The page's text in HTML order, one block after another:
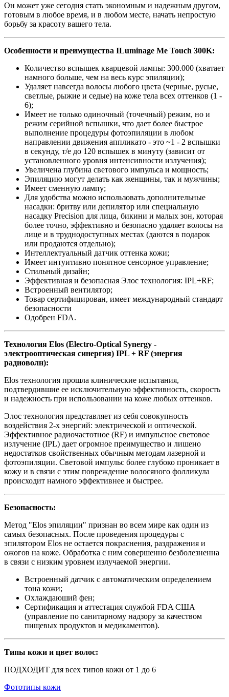
Он может уже сегодня стать экономным и надежным другом,
готовым в любое время, и в любом месте, начать непростую
борьбу за красоту вашего тела.
Особенности и преимущества ILuminage Me Touch 300K:
Количество вспышек кварцевой лампы: 300.000 (хватает
намного больше, чем на весь курс эпиляции);
Удаляет навсегда волосы любого цвета (черные, русые,
светлые, рыжие и седые) на коже тела всех оттенков (1 -
6);
Имеет не только одиночный (точечный) режим, но и
режим серийной вспышки, что дает более быстрое
выполнение процедуры фотоэпиляции в любом
направлении движения аппликато - это ~1 - 2 вспышки
в секунду, т/е до 120 вспышек в минуту (зависит от
установленного уровня интенсивности излучения);
Увеличена глубина светового импульса и мощность;
Эпиляцию могут делать как женщины, так и мужчины;
Имеет сменную лампу;
Для удобства можно использовать дополнительные
насадки: бритву или депилятор или специальную
насадку Precision для лица, бикини и малых зон, которая
более точно, эффективно и безопасно удаляет волосы на
лице и в труднодоступных местах (даются в подарок
или продаются отдельно);
Интеллектуальный датчик оттенка кожи;
Имеет интуитивно понятное сенсорное управление;
Стильный дизайн;
Эффективная и безопасная Элос технология: IPL+RF;
Встроенный вентилятор;
Товар сертифицирован, имеет международный стандарт
безопасности
Одобрен FDA.
Технология Elos (Electro-Optical Synergy -
электрооптическая синергия) IPL + RF (энергия
радиоволн):
Elos технология прошла клинические испытания,
подтвердившие ее исключительную эффективность, скорость
и надежность при использовании на коже любых оттенков.
Элос технология представляет из себя совокупность
воздействия 2-х энергий: электрической и оптической.
Эффективное радиочастотное (RF) и импульсное световое
излучение (IPL) дает огромное преимущество и лишено
недостатков свойственных обычным методам лазерной и
фотоэпиляции. Световой импульс более глубоко проникает в
кожу и в связи с этим повреждение волосяного фолликула
происходит намного эффективнее и быстрее.
Безопасность:
Метод "Elos эпиляции" признан во всем мире как один из
самых безопасных. После проведения процедуры с
эпилятором Elos не остается покраснения, раздражения и
ожогов на коже. Обработка с ним совершенно безболезненна
в связи с низким уровнем излучаемой энергии.
Встроенный датчик с автоматическим определением
тона кожи;
Охлаждаюший фен;
Сертификация и аттестация службой FDA США
(управление по санитарному надзору за качеством
пищевых продуктов и медикаментов).
Типы кожи и цвет волос:
ПОДХОДИТ для всех типов кожи от 1 до 6
Фототипы кожи